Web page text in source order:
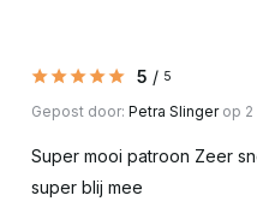
5 / 5
Gepost door:Petra Slingerop 2
Super mooi patroon Zeer
super blij mee